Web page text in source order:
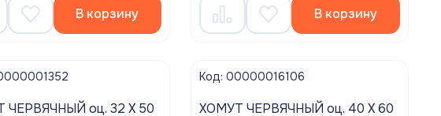
В корзину В корзину
Код: 00000016106
ХОМУТ ЧЕРВЯЧНЫЙ оц. 40 Х 60